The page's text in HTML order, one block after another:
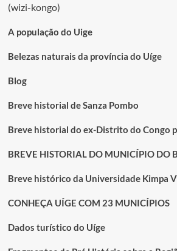
(wizi-kongo)
A população do Uige
Belezas naturais da província do Uíge
Blog
Breve historial de Sanza Pombo
Breve historial do ex-Distrito do Congo
BREVE HISTORIAL DO MUNICÍPIO DO
Breve histórico da Universidade Kimpa
CONHEÇA UÍGE COM 23 MUNICÍPIOS
Dados turístico do Uíge